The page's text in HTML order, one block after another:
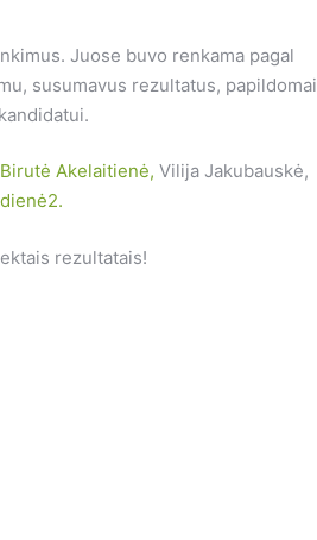
Juose buvo renkama pagal
susumavus rezultatus, papildomai
Birutė Akelaitienė, Vilija Jakubauskė,
rezultatais!